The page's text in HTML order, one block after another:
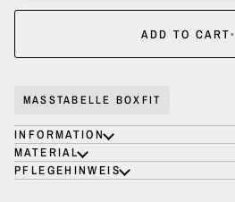
ADD TO CART•
MASSTABELLE BOXFIT
INFORMATION
MATERIAL
PFLEGEHINWEIS